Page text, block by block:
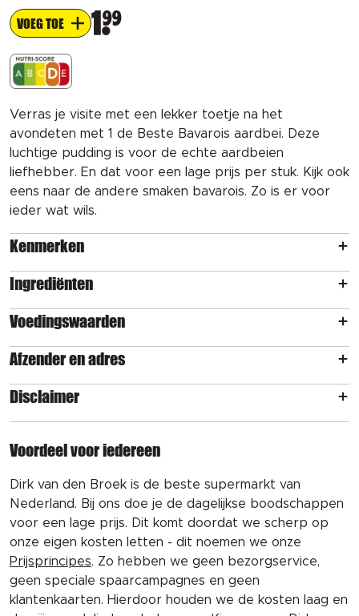
VOEG TOE 1 99
Verras je visite met een lekker toetje na het
avondeten met 1 de Beste Bavarois aardbei. Deze
luchtige pudding is voor de echte aardbeien
liefhebber. En dat voor een lage prijs per stuk. Kijk ook
eens naar de andere smaken bavarois. Zo is er voor
ieder wat wils.
Kenmerken
Ingrediënten
Voedingswaarden
Afzender en adres
Disclaimer
Voordeel voor iedereen
Dirk van den Broek is de beste supermarkt van
Nederland. Bij ons doe je de dagelijkse boodschappen
voor een lage prijs. Dit komt doordat we scherp op
onze eigen kosten letten - dit noemen we onze
Prijsprincipes. Zo hebben we geen bezorgservice,
geen speciale spaarcampagnes en geen
klantenkaarten. Hierdoor houden we de kosten laag en